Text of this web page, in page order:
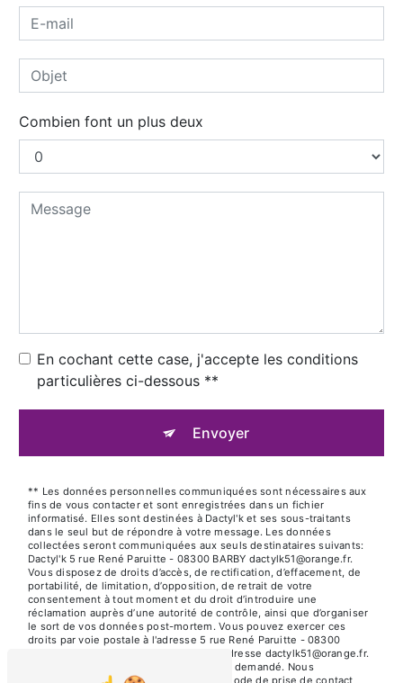
Combien font un plus deux
En cochant cette case, j'accepte les conditions
particulières ci-dessous **
Envoyer
** Les données personnelles communiquées sont nécessaires aux
fins de vous contacter et sont enregistrées dans un fichier
informatisé. Elles sont destinées à Dactyl'k et ses sous-traitants
dans le seul but de répondre à votre message. Les données
collectées seront communiquées aux seuls destinataires suivants:
Dactyl'k 5 rue René Paruitte - 08300 BARBY dactylk51@orange.fr.
Vous disposez de droits d’accès, de rectification, d’effacement, de
portabilité, de limitation, d’opposition, de retrait de votre
consentement à tout moment et du droit d’introduire une
réclamation auprès d’une autorité de contrôle, ainsi que d’organiser
le sort de vos données post-mortem. Vous pouvez exercer ces
droits par voie postale à l'adresse 5 rue René Paruitte - 08300
BARBY ou par courrier électronique à l'adresse dactylk51@orange.fr.
Un justificatif d'identité pourra vous être demandé. Nous